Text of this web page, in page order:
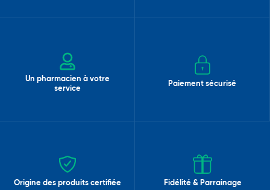
Un pharmacien à votre
service
Paiement sécurisé
Origine des produits certifiée Fidélité & Parrainage